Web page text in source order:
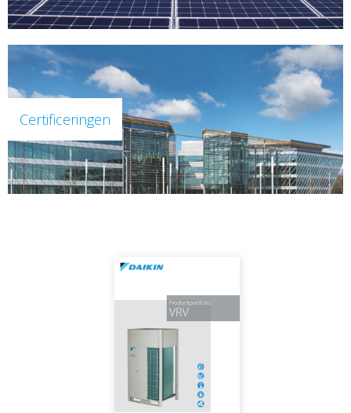
Certificeringen